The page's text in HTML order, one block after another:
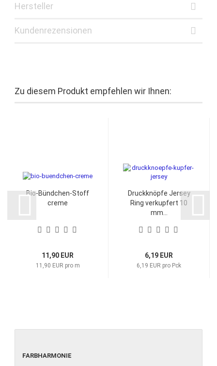
Hersteller
Kundenrezensionen
Zu diesem Produkt empfehlen wir Ihnen:
Bio-Bündchen-Stoff
creme
11,90 EUR
11,90 EUR pro m
Druckknöpfe Jersey
Ring verkupfert 10
mm...
6,19 EUR
6,19 EUR pro Pck
FARBHARMONIE
FARBHARMONIE